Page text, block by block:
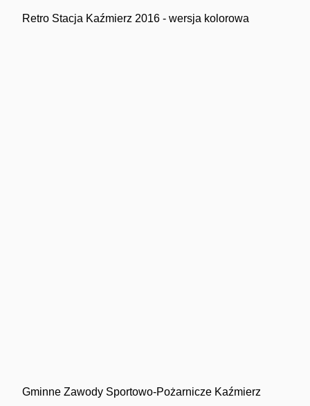
Retro Stacja Kaźmierz 2016 - wersja kolorowa
Gminne Zawody Sportowo-Pożarnicze Kaźmierz